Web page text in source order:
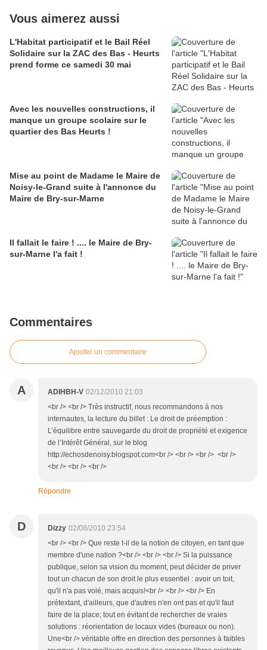
Vous aimerez aussi
L'Habitat participatif et le Bail Réel
Solidaire sur la ZAC des Bas - Heurts
prend forme ce samedi 30 mai
Avec les nouvelles constructions, il
manque un groupe scolaire sur le
quartier des Bas Heurts !
Mise au point de Madame le Maire de
Noisy-le-Grand suite à l'annonce du
Maire de Bry-sur-Marne
Il fallait le faire ! .... le Maire de Bry-
sur-Marne l'a fait !
Commentaires
Ajouter un commentaire
A ADIHBH-V 02/12/2010 21:03
<br /> <br /> Très instructif, nous recommandons à nos
internautes, la lecture du billet : Le droit de préemption :
L’équilibre entre sauvegarde du droit de propriété et exigence
de l’Intérêt Général, sur le blog
http://echosdenoisy.blogspot.com<br /> <br /> <br /> <br />
<br /> <br /> <br />
Répondre
D Dizzy 02/08/2010 23:54
<br /> <br /> Que reste t-il de la notion de citoyen, en tant que
membre d'une nation ?<br /> <br /> <br /> Si la puissance
publique, selon sa vision du moment, peut décider de priver
tout un chacun de son droit le plus essentiel : avoir un toit,
qu'il n'a pas volé, mais acquis!<br /> <br /> <br /> En
prétextant, d'ailleurs, que d'autres n'en ont pas et qu'il faut
faire de la place; tout en évitant de rechercher de vraies
solutions : réorientation de locaux vides (bureaux ou non).
Une<br /> véritable offre en direction des personnes à faibles